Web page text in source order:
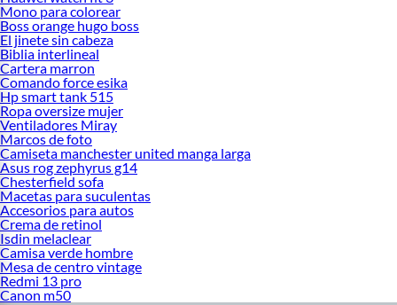
Mono para colorear
Boss orange hugo boss
El jinete sin cabeza
Biblia interlineal
Cartera marron
Comando force esika
Hp smart tank 515
Ropa oversize mujer
Ventiladores Miray
Marcos de foto
Camiseta manchester united manga larga
Asus rog zephyrus g14
Chesterfield sofa
Macetas para suculentas
Accesorios para autos
Crema de retinol
Isdin melaclear
Camisa verde hombre
Mesa de centro vintage
Redmi 13 pro
Canon m50